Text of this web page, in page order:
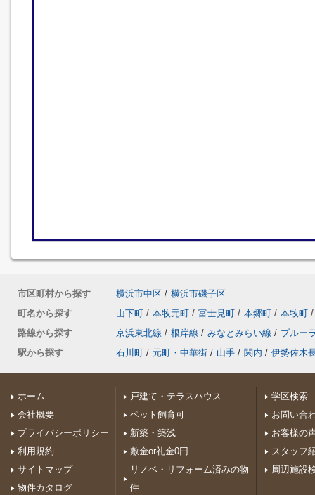
市区町村から探す 横浜市中区 / 横浜市磯子区
町名から探す
山下町 / 本牧元町 / 富士見町 / 本郷町 / 本牧町 /
路線から探す
京浜東北線 / 根岸線 / みなとみらい線 / ブルー
駅から探す
石川町 / 元町・中華街 / 山手 / 関内 / 伊勢佐木
ホーム
会社概要
プライバシーポリシー
利用規約
サイトマップ
物件カタログ
戸建て・テラスハウス
ペット飼育可
新築・築浅
敷金or礼金0円
リノベ・リフォーム済みの物
件
学区検索
お問い合
お客様の
スタッフ
周辺施設